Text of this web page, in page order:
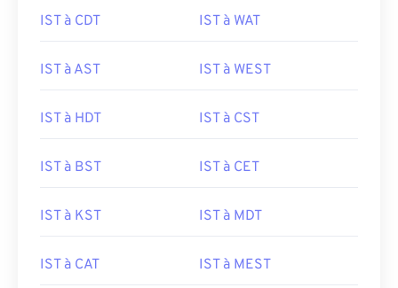
IST à CDT IST à WAT
IST à AST IST à WEST
IST à HDT IST à CST
IST à BST IST à CET
IST à KST IST à MDT
IST à CAT IST à MEST